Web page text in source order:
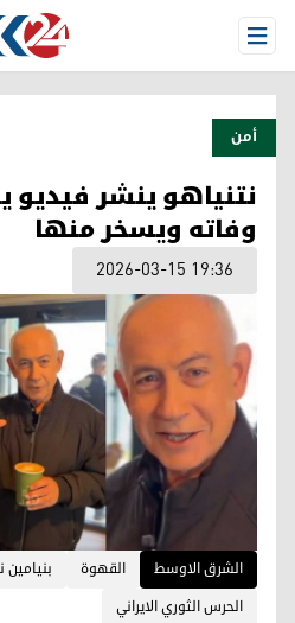
Open Menu
أمن
نتنياهو ينشر
وفاته ويسخر منها
2026-03-15 19:36
الشرق الاوسط القهوة
بنيامين
الحرس الثوري الايراني